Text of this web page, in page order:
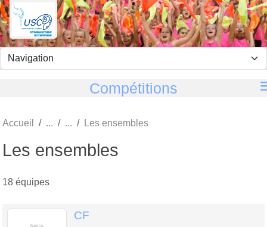
Compétitions
Accueil Les ensembles
Les ensembles
18 équipes
CF
Panneau de gestion des cookies